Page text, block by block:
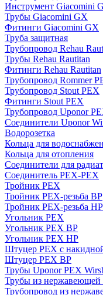
Инструмент Giacomini
Трубы Giacomini GX
Фитинги Giacomini GX
Труба защитная
Трубопровод Rehau
Трубы Rehau Rautitan
Фитинги Rehau Rautitan
Трубопровод Rommer
Трубопровод Stout PEX
Фитинги Stout PEX
Трубопровод Uponor
Соединители Uponor
Водорозетка
Кольца для
Кольца для отопления
Соединители для
Соединитель PEX-PEX
Тройник PEX
Тройник PEX-резьба ВР
Тройник PEX-резьба НР
Угольник PEX
Угольник PEX ВР
Угольник PEX НР
Штуцер PEX c
Штуцер PEX ВР
Трубы Uponor PEX
Трубы из нержавеющей
Трубопровод из